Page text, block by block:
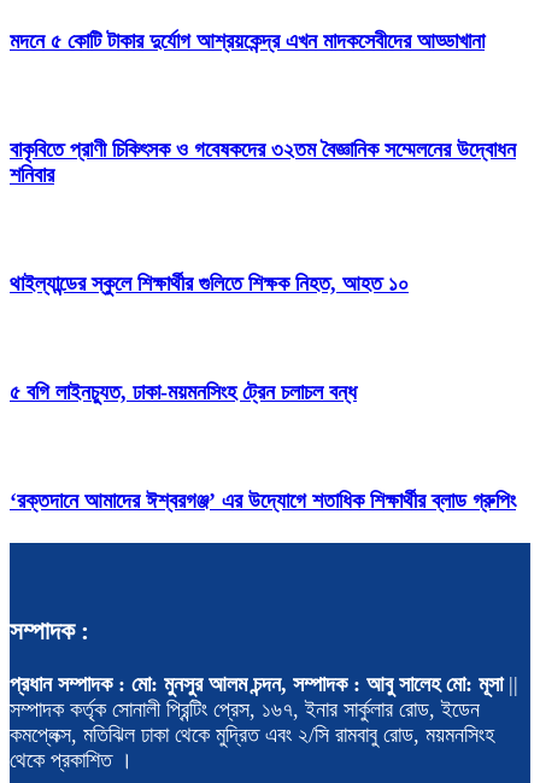
মদনে ৫ কোটি টাকার দুর্যোগ আশ্রয়কেন্দ্র এখন মাদকসেবীদের আড্ডাখানা
বাকৃবিতে প্রাণী চিকিৎসক ও গবেষকদের ৩২তম বৈজ্ঞানিক সম্মেলনের উদ্বোধন
শনিবার
থাইল্যান্ডের স্কুলে শিক্ষার্থীর গুলিতে শিক্ষক নিহত, আহত ১০
৫ বগি লাইনচ্যুত, ঢাকা-ময়মনসিংহ ট্রেন চলাচল বন্ধ
‘রক্তদানে আমাদের ঈশ্বরগঞ্জ’ এর উদ্যোগে শতাধিক শিক্ষার্থীর ব্লাড গ্রুপিং
সম্পাদক :
প্রধান সম্পাদক : মো: মুনসুর আলম চন্দন, সম্পাদক : আবু সালেহ মো: মূসা||
সম্পাদক কর্তৃক সোনালী প্রিন্টিং প্রেস, ১৬৭, ইনার সার্কুলার রোড, ইডেন
কমপ্লেক্স, মতিঝিল ঢাকা থেকে মুদ্রিত এবং ২/সি রামবাবু রোড, ময়মনসিংহ
থেকে প্রকাশিত ।